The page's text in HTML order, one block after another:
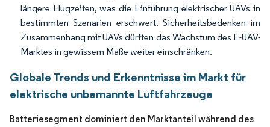
längere Flugzeiten, was die Einführung elektrischer UAVs in
bestimmten Szenarien erschwert. Sicherheitsbedenken im
Zusammenhang mit UAVs dürften das Wachstum des E-UAV-
Marktes in gewissem Maße weiter einschränken.
Globale Trends und Erkenntnisse im Markt für
elektrische unbemannte Luftfahrzeuge
Batteriesegment dominiert den Marktanteil während des